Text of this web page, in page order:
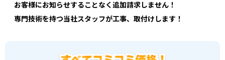
お客様にお知らせすることなく追加請求しません！
専門技術を持つ当社スタッフが工事、取付けします！